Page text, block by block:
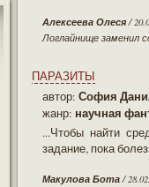
Алексеева Олеся/
Логлайнище заменил
ПАРАЗИТЫ
автор: София
жанр: научная
...Чтобы найти
задание, пока
Макулова Бота/